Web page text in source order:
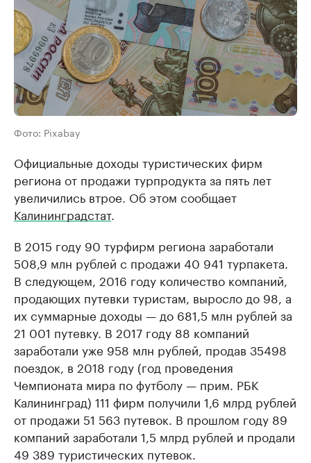
Фото: Pixabay
Официальные доходы туристических фирм
региона от продажи турпродукта за пять лет
увеличились втрое. Об этом сообщает
Калининградстат.
В 2015 году 90 турфирм региона заработали
508,9 млн рублей с продажи 40 941 турпакета.
В следующем, 2016 году количество компаний,
продающих путевки туристам, выросло до 98, а
их суммарные доходы — до 681,5 млн рублей за
21 001 путевку. В 2017 году 88 компаний
заработали уже 958 млн рублей, продав 35498
поездок, в 2018 году (год проведения
Чемпионата мира по футболу — прим. РБК
Калининград) 111 фирм получили 1,6 млрд рублей
от продажи 51 563 путевок. В прошлом году 89
компаний заработали 1,5 млрд рублей и продали
49 389 туристических путевок.